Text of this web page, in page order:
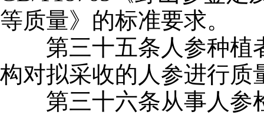
等质量》的标准要求。
第三十五条人参种植
构对拟采收的人参进行质
第三十六条从事人参